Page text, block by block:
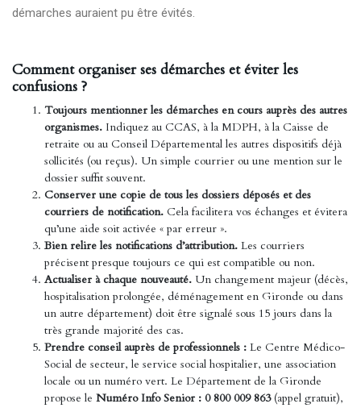
démarches auraient pu être évités.
Comment organiser ses démarches et éviter les
confusions ?
Toujours mentionner les démarches en cours auprès des autres
organismes. Indiquez au CCAS, à la MDPH, à la Caisse de
retraite ou au Conseil Départemental les autres dispositifs déjà
sollicités (ou reçus). Un simple courrier ou une mention sur le
dossier suffit souvent.
Conserver une copie de tous les dossiers déposés et des
courriers de notification. Cela facilitera vos échanges et évitera
qu’une aide soit activée « par erreur ».
Bien relire les notifications d’attribution. Les courriers
précisent presque toujours ce qui est compatible ou non.
Actualiser à chaque nouveauté. Un changement majeur (décès,
hospitalisation prolongée, déménagement en Gironde ou dans
un autre département) doit être signalé sous 15 jours dans la
très grande majorité des cas.
Prendre conseil auprès de professionnels : Le Centre Médico-
Social de secteur, le service social hospitalier, une association
locale ou un numéro vert. Le Département de la Gironde
propose le Numéro Info Senior : 0 800 009 863(appel gratuit),